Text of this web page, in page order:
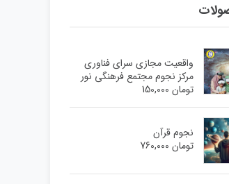
واقعیت مجازی سرای فناوری
مرکز نجوم مجتمع فرهنگی نور
تومان
نجوم قرآن
تومان